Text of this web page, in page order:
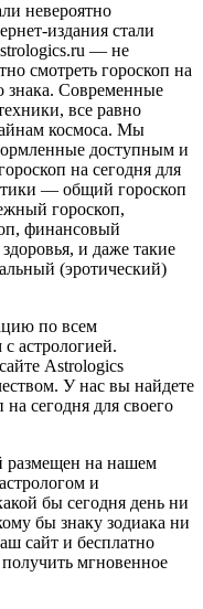
невероятно
издания стали
— не
смотреть гороскоп на
знака. Современные
все равно
космоса. Мы
доступным и
на сегодня для
— общий гороскоп
гороскоп,
финансовый
и даже такие
(эротический)
по всем
астрологией.
Astrologics
У нас вы найдете
сегодня для своего
размещен на нашем
и
бы сегодня день ни
бы знаку зодиака ни
сайт и бесплатно
мгновенное